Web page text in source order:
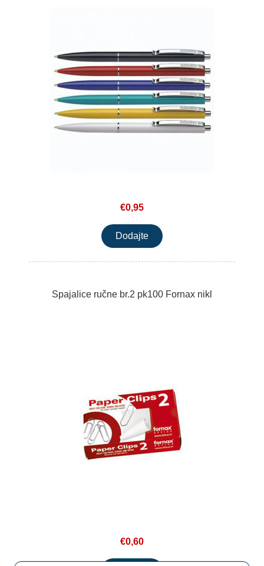
€0,95
Spajalice ručne br.2 pk100 Fornax nikl
€0,60